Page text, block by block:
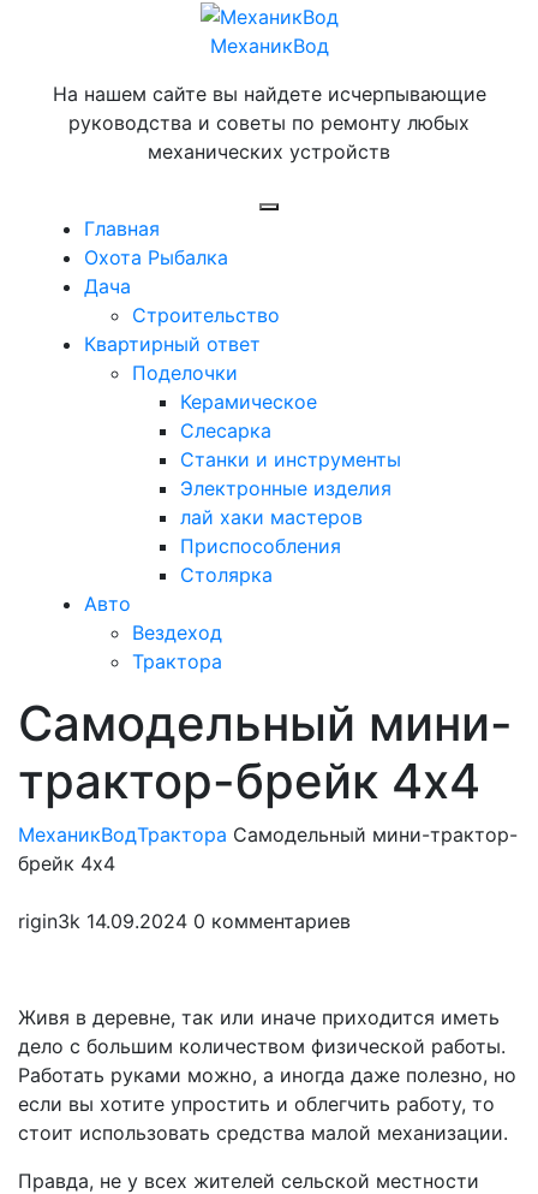
МеханикВод
На нашем сайте вы найдете исчерпывающие
руководства и советы по ремонту любых
механических устройств
Главная
Охота Рыбалка
Дача
Строительство
Квартирный ответ
Поделочки
Керамическое
Слесарка
Станки и инструменты
Электронные изделия
лай хаки мастеров
Приспособления
Столярка
Авто
Вездеход
Трактора
Закрыть
меню
Самодельный мини-
трактор-брейк 4х4
МеханикВодТрактора Самодельный мини-трактор-
брейк 4х4
rigin3k 14.09.2024 0 комментариев
Живя в деревне, так или иначе приходится иметь
дело с большим количеством физической работы.
Работать руками можно, а иногда даже полезно, но
если вы хотите упростить и облегчить работу, то
стоит использовать средства малой механизации.
Правда, не у всех жителей сельской местности